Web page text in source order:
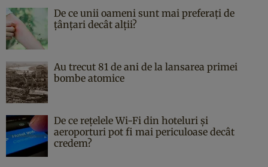
De ce unii oameni sunt mai preferați de
țânțari decât alții?
Au trecut 81 de ani de la lansarea primei
bombe atomice
De ce rețelele Wi-Fi din hoteluri și
aeroporturi pot fi mai periculoase decât
credem?